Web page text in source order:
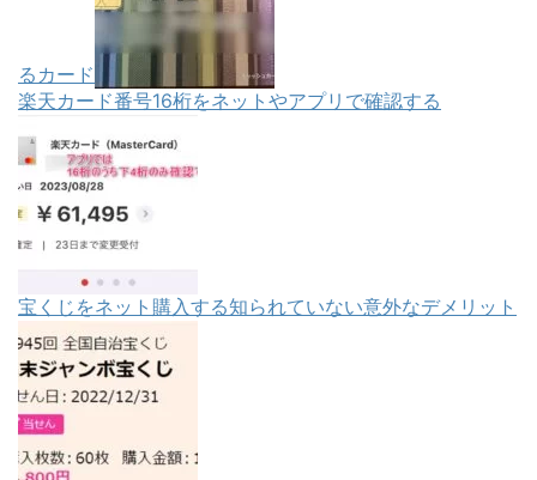
るカード
楽天カード番号16桁をネットやアプリで確認する
宝くじをネット購入する知られていない意外なデメリット